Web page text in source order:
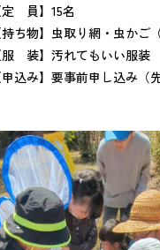
定 員】15名
持ち物】虫取り網・虫か
服 装】汚れてもいい服装
申込み】要事前申し込み（